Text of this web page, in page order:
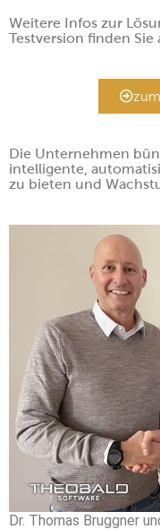
Weitere Infos zur
Testversion finden Sie
Die Unternehmen
intelligente,
zu bieten und
Dr. Thomas Bruggner